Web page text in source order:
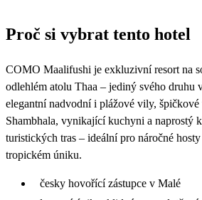
92 249 88 599 92 569 84 499
88 009
Proč si vybrat tento hotel
COMO Maalifushi je exkluzivní resort na
odlehlém atolu Thaa – jediný svého druhu
elegantní nadvodní i plážové vily,
Shambhala, vynikající kuchyni a naprostý
turistických tras – ideální pro náročné
tropickém úniku.
česky hovořící zástupce v Malé